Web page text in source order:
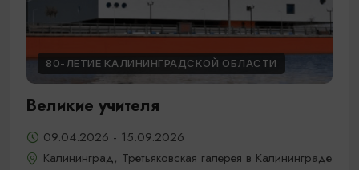
80-ЛЕТИЕ КАЛИНИНГРАДСКОЙ ОБЛАСТИ
Великие учителя
09.04.2026 - 15.09.2026
Калининград, Третьяковская галерея в Калининграде